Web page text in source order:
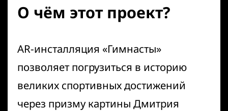
О чём этот проект?
AR-инсталляция «Гимнасты»
позволяет погрузиться в историю
великих спортивных достижений
через призму картины Дмитрия